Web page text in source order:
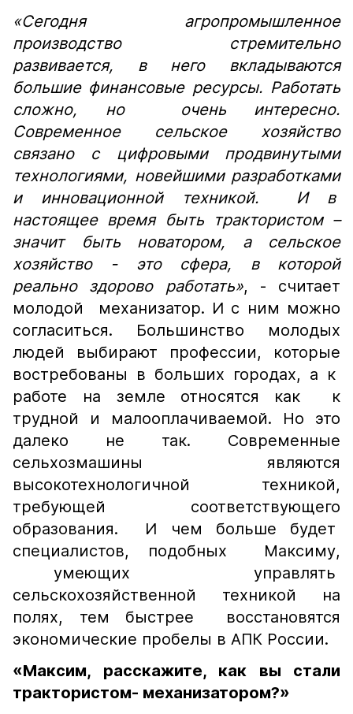
«Сегодня агропромышленное
производство стремительно
развивается, в него вкладываются
большие финансовые ресурсы. Работать
сложно, но очень интересно.
Современное сельское хозяйство
связано с цифровыми продвинутыми
технологиями, новейшими разработками
и инновационной техникой. И в
настоящее время быть трактористом –
значит быть новатором, а сельское
хозяйство - это сфера, в которой
реально здорово работать», - считает
молодой механизатор. И с ним можно
согласиться. Большинство молодых
людей выбирают профессии, которые
востребованы в больших городах, а к
работе на земле относятся как к
трудной и малооплачиваемой. Но это
далеко не так. Современные
сельхозмашины являются
высокотехнологичной техникой,
требующей соответствующего
образования. И чем больше будет
специалистов, подобных Максиму,
умеющих управлять
сельскохозяйственной техникой на
полях, тем быстрее восстановятся
экономические пробелы в АПК России.
«Максим, расскажите, как вы стали
трактористом- механизатором?»